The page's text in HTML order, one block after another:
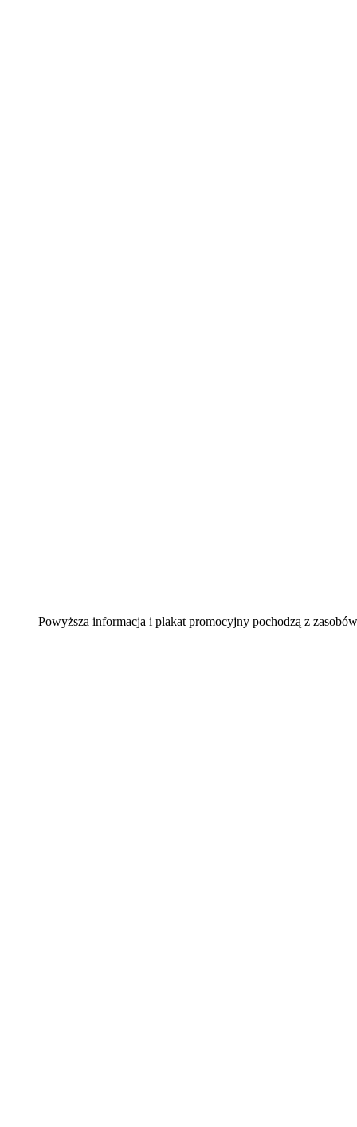
Powyższa informacja i plakat promocyjny pochodzą z